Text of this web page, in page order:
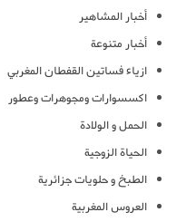
أخبار المشاهير
أخبار متنوعة
ازياء فساتين القفطان المغربي
اكسسوارات ومجوهرات وعطور
الحمل و الولادة
الحياة الزوجية
الطبخ و حلويات جزائرية
العروس المغربية